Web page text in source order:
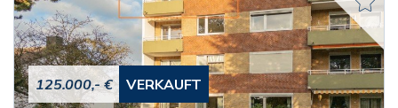
125.000,- € VERKAUFT